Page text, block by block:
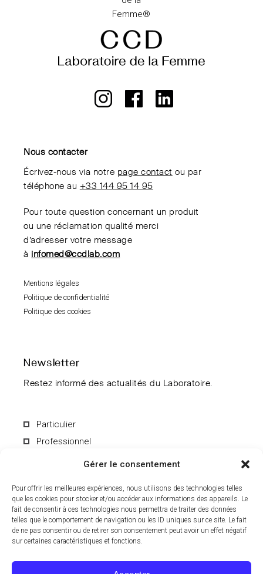
Gérer le consentement
Pour offrir les meilleures expériences, nous utilisons des technologies telles
que les cookies pour stocker et/ou accéder aux informations des appareils. Le
fait de consentir à ces technologies nous permettra de traiter des données
telles que le comportement de navigation ou les ID uniques sur ce site. Le fait
de ne pas consentir ou de retirer son consentement peut avoir un effet négatif
sur certaines caractéristiques et fonctions.
Nous contacter
Écrivez-nous via notre page contact ou par
téléphone au +33 144 95 14 95
Pour toute question concernant un produit
ou une réclamation qualité merci
d’adresser votre message
à infomed@ccdlab.com
Mentions légales
Politique de confidentialité
Politique des cookies
Newsletter
Restez informé des actualités du Laboratoire.
Particulier
Professionnel
En soumettant le formulaire, vous acceptez de recevoir par e-mail les
informations du Laboratoire CCD. Vous pouvez vous désinscrire à
tout moment. Pour en savoir plus sur le traitement de vos données
personnelles, consultez notre
politique de confidentialité